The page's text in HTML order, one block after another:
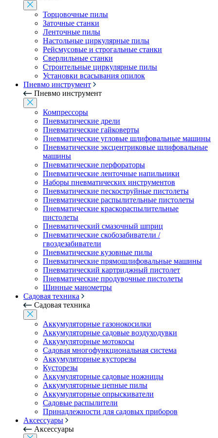
Торцовочные пилы
Заточные станки
Ленточные пилы
Настольные циркулярные пилы
Рейсмусовые и строгальные станки
Сверлильные станки
Строительные циркулярные пилы
Установки всасывания опилок
Пневмо инструмент
Пневмо инструмент
Компрессоры
Пневматические дрели
Пневматические гайковерты
Пневматические угловые шлифовальные машины
Пневматические эксцентриковые шлифовальные
машины
Пневматические перфораторы
Пневматические ленточные напильники
Наборы пневматических инструментов
Пневматические пескоструйные пистолеты
Пневматические распылительные пистолеты
Пневматические краскораспылительные
пистолеты
Пневматический смазочный шприц
Пневматические скобозабиватели /
гвоздезабиватели
Пневматические кузовные пилы
Пневматические прямошлифовальные машины
Пневматический картриджный пистолет
Пневматические продувочные пистолеты
Шинные манометры
Садовая техника
Садовая техника
Аккумуляторные газонокосилки
Аккумуляторные садовые воздуходувки
Аккумуляторные мотокосы
Садовая многофункциональная система
Аккумуляторные кусторезы
Кусторезы
Аккумуляторные садовые ножницы
Аккумуляторные цепные пилы
Аккумуляторные опрыскиватели
Садовые распылители
Принадлежности для садовых приборов
Аксессуары
Аксессуары